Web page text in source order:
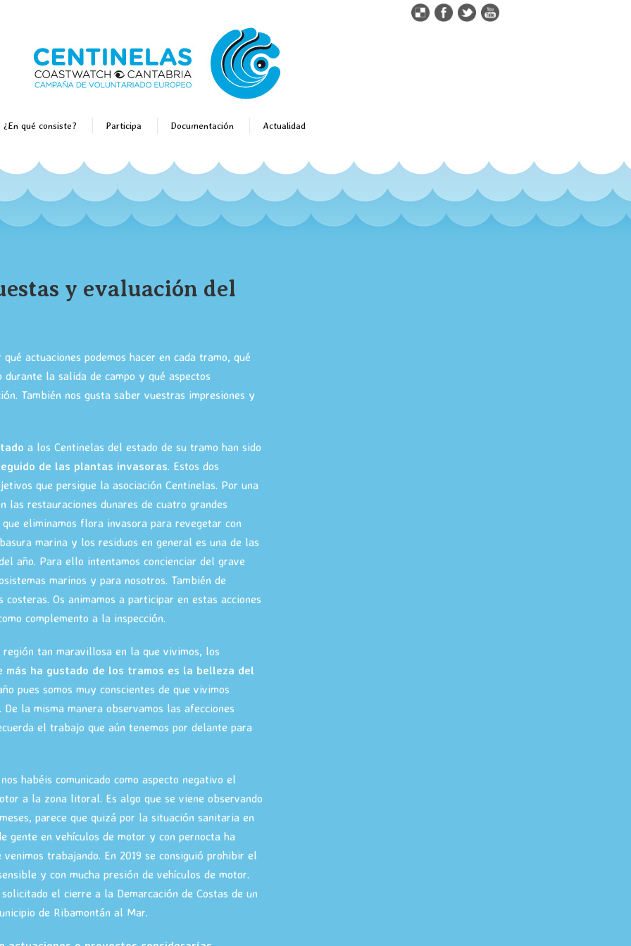
¿En qué consiste? Participa Documentación Actualidad
y evaluación del
actuaciones podemos hacer en cada tramo, qué
la salida de campo y qué aspectos
También nos gusta saber vuestras impresiones y
a los Centinelas del estado de su tramo han sido
de las plantas invasoras. Estos dos
que persigue la asociación Centinelas. Por una
las restauraciones dunares de cuatro grandes
eliminamos flora invasora para revegetar con
marina y los residuos en general es una de las
año. Para ello intentamos concienciar del grave
marinos y para nosotros. También de
Os animamos a participar en estas acciones
complemento a la inspección.
tan maravillosa en la que vivimos, los
más ha gustado de los tramos es la belleza del
pues somos muy conscientes de que vivimos
la misma manera observamos las afecciones
el trabajo que aún tenemos por delante para
habéis comunicado como aspecto negativo el
a la zona litoral. Es algo que se viene observando
parece que quizá por la situación sanitaria en
gente en vehículos de motor y con pernocta ha
trabajando. En 2019 se consiguió prohibir el
y con mucha presión de vehículos de motor.
el cierre a la Demarcación de Costas de un
de Ribamontán al Mar.